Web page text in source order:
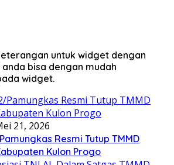
untuk widget dengan
bisa dengan mudah
widget.
21, 2026
Resmi Tutup TMMD
Kulon Progo